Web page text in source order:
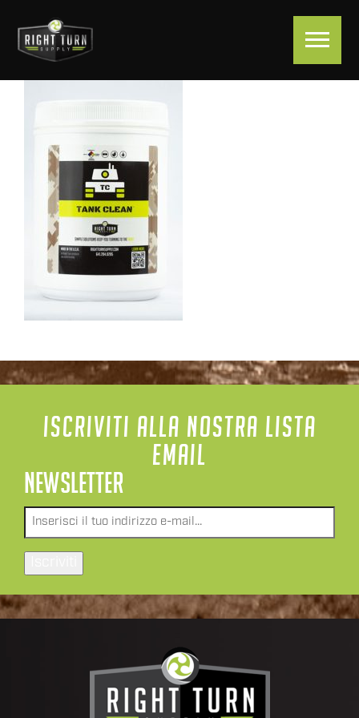
ISCRIVITI ALLA NOSTRA LISTA
EMAIL
NEWSLETTER
Email*